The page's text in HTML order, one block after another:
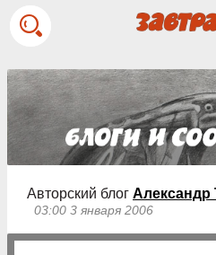
Авторский блог Александр
03:00 3 января 2006